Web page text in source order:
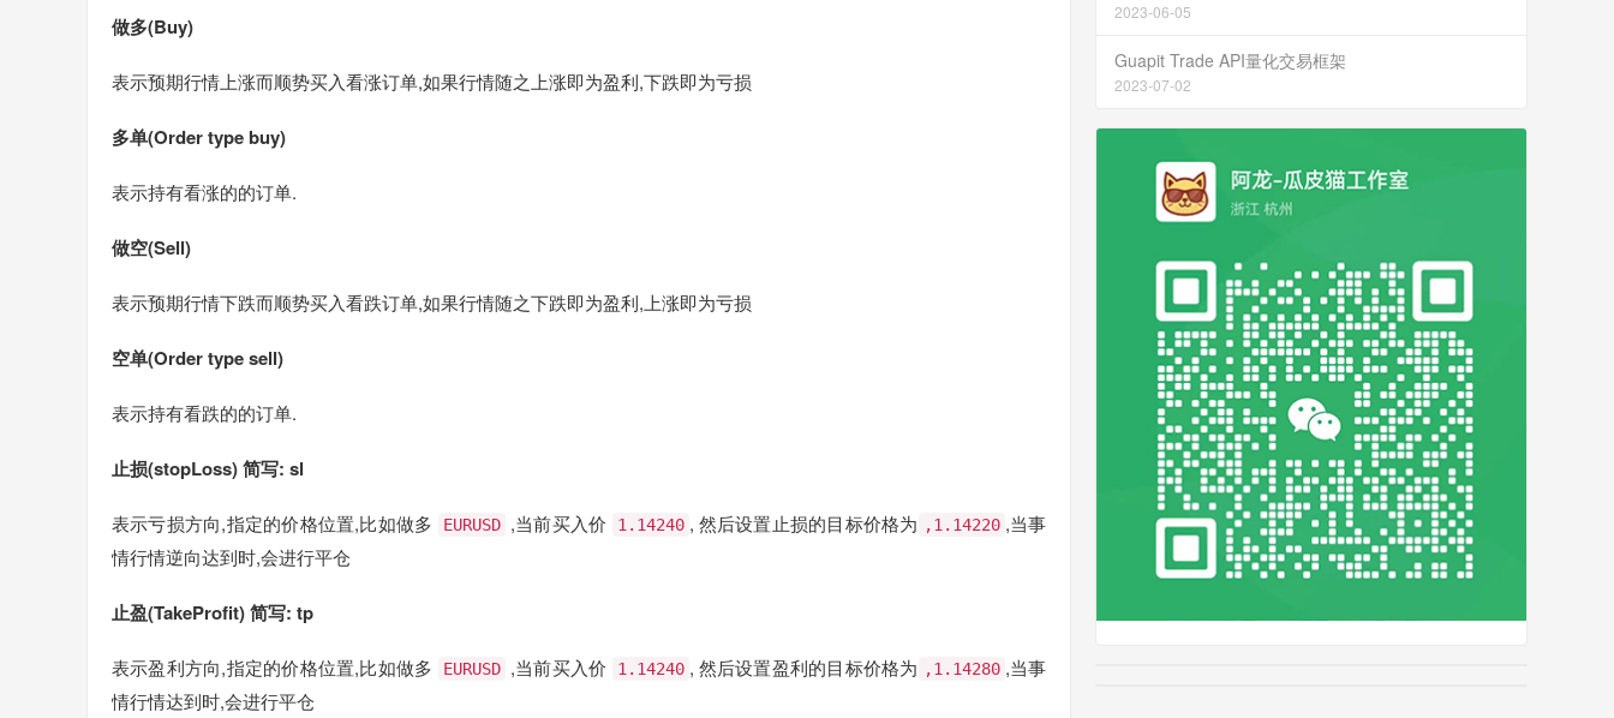
做多(Buy)
表示预期行情上涨而顺势买入看涨订单,如果行情随之上涨即为盈利,下跌即为亏损
多单(Order type buy)
表示持有看涨的的订单.
做空(Sell)
表示预期行情下跌而顺势买入看跌订单,如果行情随之下跌即为盈利,上涨即为亏损
空单(Order type sell)
表示持有看跌的的订单.
止损(stopLoss) 简写: sl
表示亏损方向,指定的价格位置,比如做多 EURUSD ,当前买入价 1.14240 , 然后设置止损的目标价格为 ,1.14220 ,当事
情行情逆向达到时,会进行平仓
止盈(TakeProfit) 简写: tp
表示盈利方向,指定的价格位置,比如做多 EURUSD ,当前买入价 1.14240 , 然后设置盈利的目标价格为 ,1.14280 ,当事
情行情达到时,会进行平仓
2023-06-05
Guapit Trade API量化交易框架
2023-07-02